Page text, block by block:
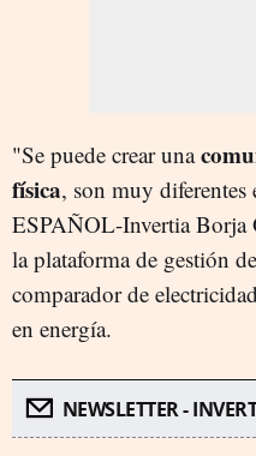
"Se puede crear una
física, son muy
ESPAÑOL-Invertia Borja
la plataforma de gestión
comparador de
en energía.
NEWSLETTER -